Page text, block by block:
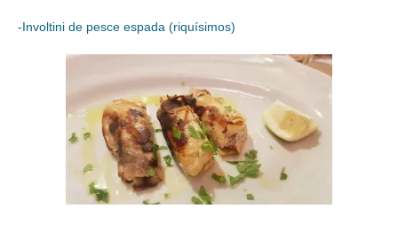
-Involtini de pesce espada (riquísimos)